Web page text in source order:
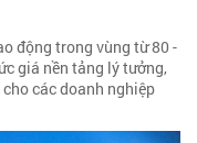
động trong vùng từ 80 -
giá nền tảng lý tưởng,
các doanh nghiệp